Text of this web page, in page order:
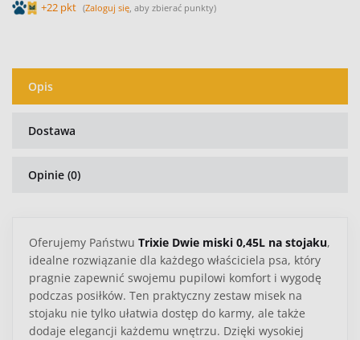
+22 pkt (Zaloguj się , aby zbierać punkty)
Opis
Dostawa
Opinie (0)
Oferujemy Państwu Trixie Dwie miski 0,45L na stojaku,
idealne rozwiązanie dla każdego właściciela psa, który
pragnie zapewnić swojemu pupilowi komfort i wygodę
podczas posiłków. Ten praktyczny zestaw misek na
stojaku nie tylko ułatwia dostęp do karmy, ale także
dodaje elegancji każdemu wnętrzu. Dzięki wysokiej